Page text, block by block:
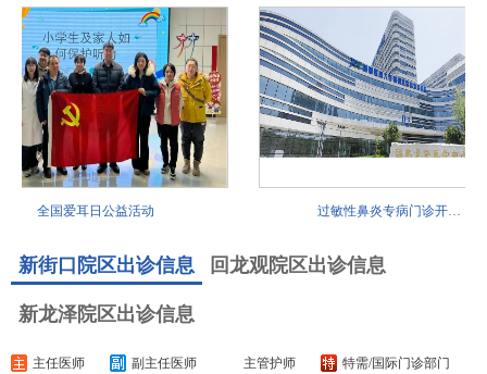
全国爱耳日公益活动 过敏性鼻炎专病门诊开…
新街口院区出诊信息 回龙观院区出诊信息
新龙泽院区出诊信息
主任医师 副主任医师 主管护师 特需/国际门诊部门